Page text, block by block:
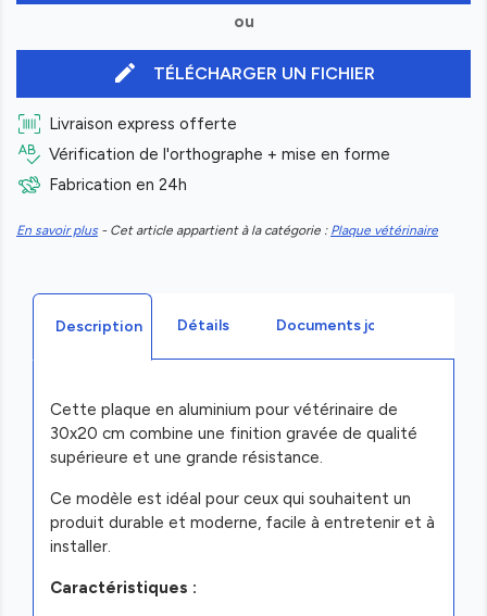
ou
edit TÉLÉCHARGER UN FICHIER
Livraison express offerte
Vérification de l'orthographe + mise en forme
Fabrication en 24h
En savoir plus - Cet article appartient à la catégorie : Plaque vétérinaire
Description Détails Documents joints
Cette plaque en aluminium pour vétérinaire de
30x20 cm combine une finition gravée de qualité
supérieure et une grande résistance.
Ce modèle est idéal pour ceux qui souhaitent un
produit durable et moderne, facile à entretenir et à
installer.
Caractéristiques :